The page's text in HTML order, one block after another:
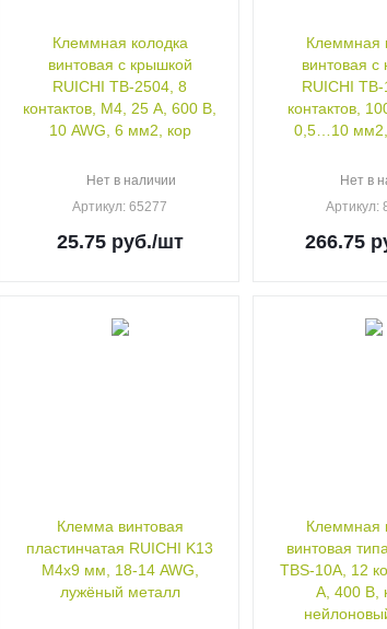
Клеммная колодка
винтовая с крышкой
RUICHI TB-2504, 8
контактов, М4, 25 А, 600 В,
10 AWG, 6 мм2, кор
Нет в наличии
Артикул: 65277
25.75руб./шт
Клеммная
винтовая с
RUICHI
контактов,
0,5…10 мм2,
Нет в
Артикул:
266.75
Клемма винтовая
пластинчатая RUICHI K13
M4x9 мм, 18-14 AWG,
лужёный металл
Клеммная
винтовая
TBS-10A, 12
А, 400 В,